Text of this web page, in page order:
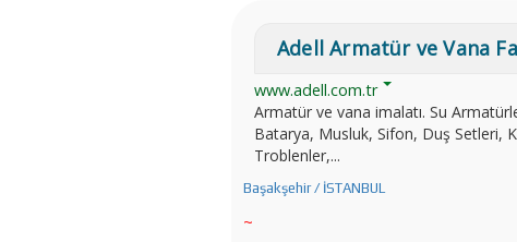
Adell Armatür ve Vana
www.adell.com.tr
Armatür ve vana imalatı. Su
Batarya, Musluk, Sifon, Duş Setleri,
Troblenler,...
Başakşehir / İSTANBUL
~